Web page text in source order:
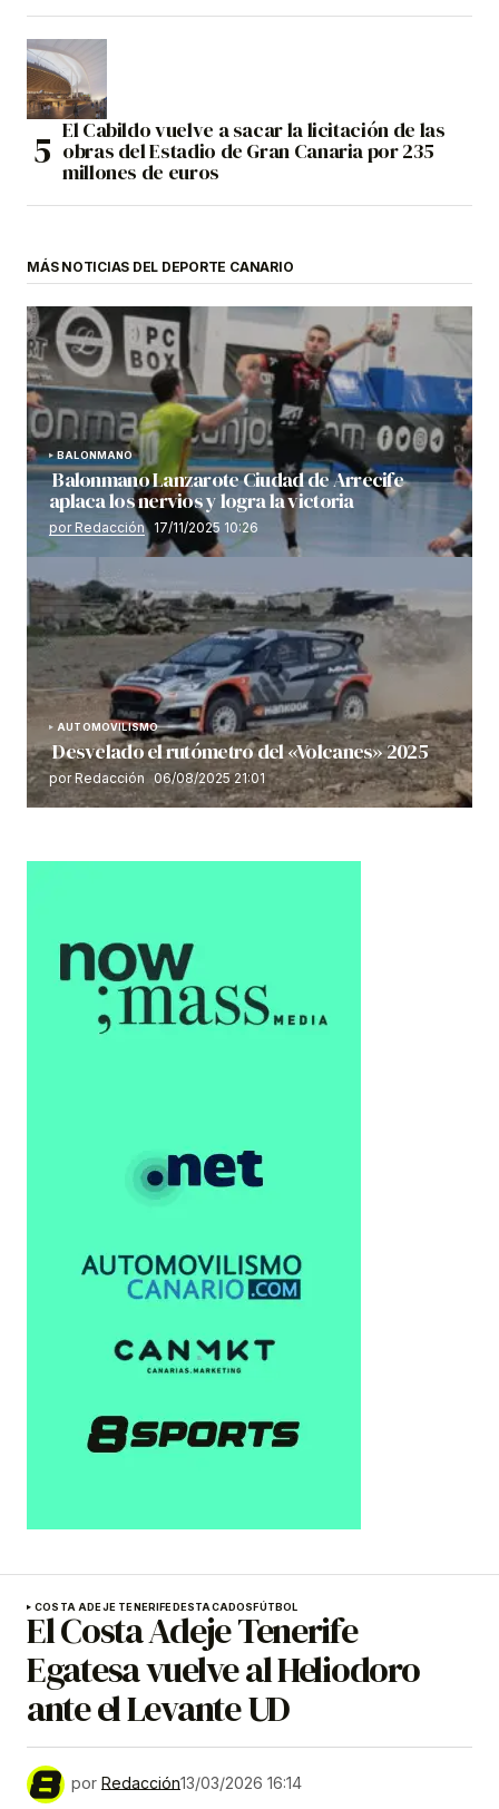
El Cabildo vuelve a sacar la licitación de las
obras del Estadio de Gran Canaria por 235
millones de euros
MÁS NOTICIAS DEL DEPORTE CANARIO
BALONMANO
Balonmano Lanzarote Ciudad de Arrecife
aplaca los nervios y logra la victoria
por Redacción 17/11/2025 10:26
AUTOMOVILISMO
Desvelado el rutómetro del «Volcanes» 2025
por Redacción 06/08/2025 21:01
COSTA ADEJE TENERIFEDESTACADOSFÚTBOL
El Costa Adeje Tenerife
Egatesa vuelve al Heliodoro
ante el Levante UD
por Redacción13/03/2026 16:14